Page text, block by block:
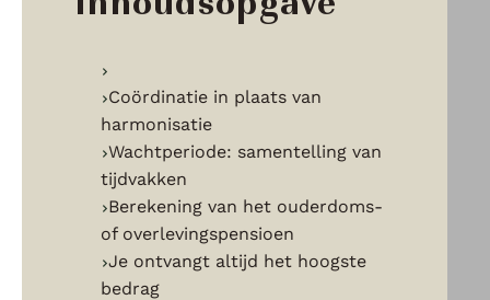
Coördinatie in plaats van
harmonisatie
Wachtperiode: samentelling van
tijdvakken
Berekening van het ouderdoms-
of overlevingspensioen
Je ontvangt altijd het hoogste
bedrag